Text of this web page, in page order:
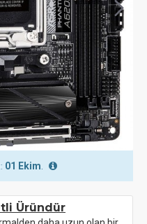
01 Ekim
Üründür